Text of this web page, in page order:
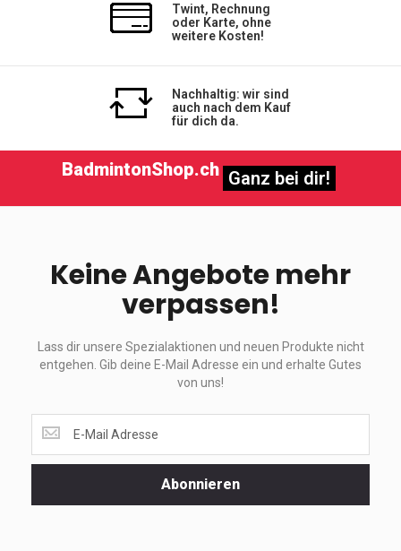
Twint, Rechnung
oder Karte, ohne
weitere Kosten!
Nachhaltig: wir sind
auch nach dem Kauf
für dich da.
BadmintonShop.ch Ganz bei dir!
Keine Angebote mehr
verpassen!
Lass dir unsere Spezialaktionen und neuen Produkte nicht
entgehen. Gib deine E-Mail Adresse ein und erhalte Gutes
von uns!
dir
unsere
Abonnieren